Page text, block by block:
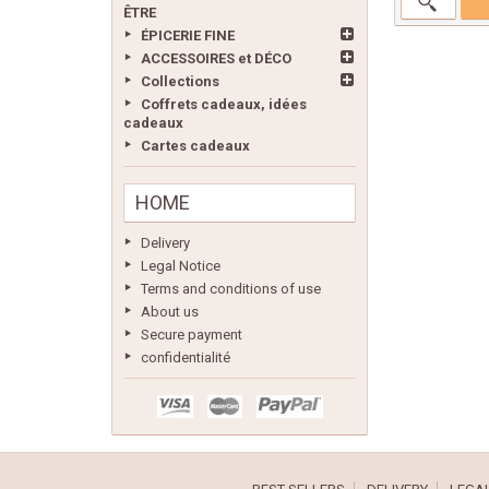
ÊTRE
ÉPICERIE FINE
ACCESSOIRES et DÉCO
Collections
Coffrets cadeaux, idées
cadeaux
Cartes cadeaux
HOME
Delivery
Legal Notice
Terms and conditions of use
About us
Secure payment
confidentialité